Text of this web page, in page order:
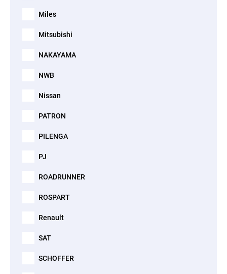
Miles
Mitsubishi
NAKAYAMA
NWB
Nissan
PATRON
PILENGA
PJ
ROADRUNNER
ROSPART
Renault
SAT
SCHOFFER